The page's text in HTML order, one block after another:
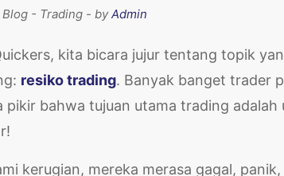
- Trading - byAdmin
kita bicara jujur tentang topik
resiko trading. Banyak banget trader
pikir bahwa tujuan utama trading
kerugian, mereka merasa gagal,